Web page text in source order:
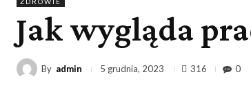
Jak wygląda
By admin 5 grudnia, 2023 316 0